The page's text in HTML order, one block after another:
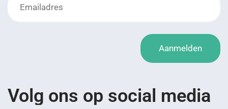
Aanmelden
Volg ons op social media